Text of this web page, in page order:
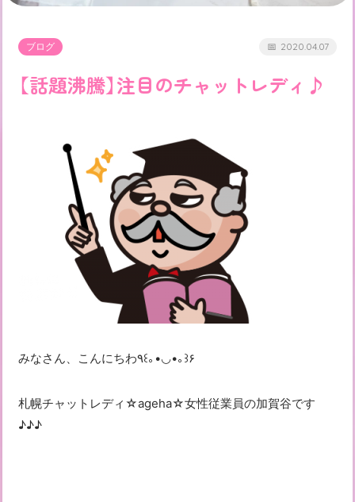
ブログ 2020.04.07
【話題沸騰】注目のチャットレディ♪
みなさん、こんにちわ٩꒰｡•◡•｡꒱۶
札幌チャットレディ☆ageha☆女性従業員の加賀谷です
♪♪♪